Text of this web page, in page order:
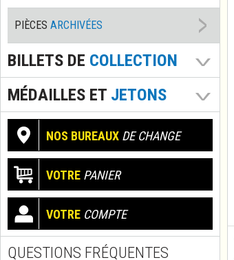
PIÈCES ARCHIVÉES
BILLETS DE COLLECTION
MÉDAILLES ET JETONS
NOS BUREAUX DE CHANGE
VOTRE PANIER
VOTRE COMPTE
QUESTIONS FRÉQUENTES